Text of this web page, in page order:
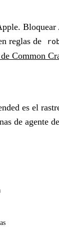
reglas de
Common
es el
de agente